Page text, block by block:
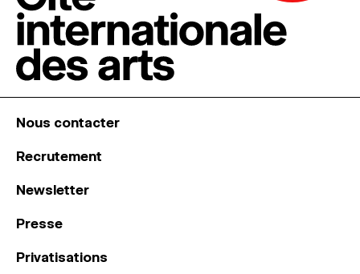
Nous contacter
Recrutement
Newsletter
Presse
Privatisations